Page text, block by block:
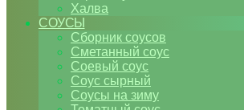
Халва
СОУСЫ
Сборник соусов
Сметанный соус
Соевый соус
Соус сырный
Соусы на зиму